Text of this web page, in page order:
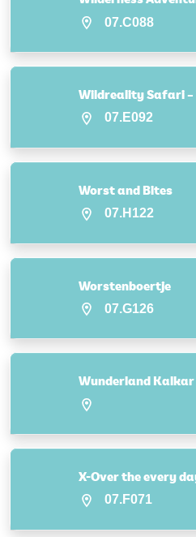
07.C088
Wildreality Safari –
07.E092
Worst and Bites
07.H122
Worstenboertje
07.G126
Wunderland Kalkar
X-Over the every
07.F071